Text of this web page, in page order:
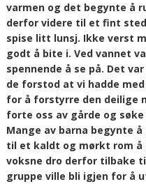
varmen og det begynte å
derfor videre til et fint
spise litt lunsj. Ikke verst
godt å bite i. Ved vannet
spennende å se på. Det
de forstod at vi hadde
for å forstyrre den deilige
forte oss av gårde og
Mange av barna begynte
til et kaldt og mørkt rom å
voksne dro derfor tilbake
gruppe ville bli igjen for å